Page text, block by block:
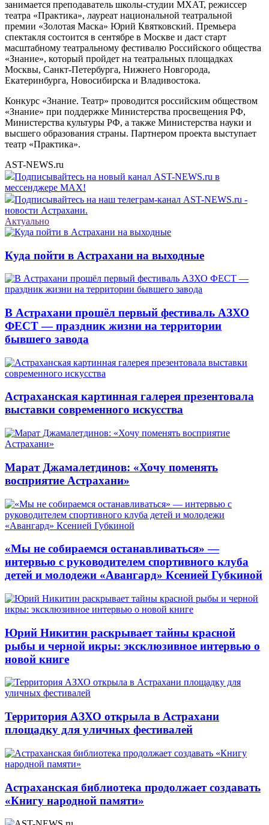
занимается преподаватель школы-студии МХАТ, режиссер
театра «Практика», лауреат национальной театральной
премии «Золотая Маска» Юрий Квятковский. Премьера
спектакля состоится в сентябре в Москве и даст старт
масштабному театральному фестивалю Российского общества
«Знание», который пройдет на театральных площадках
Москвы, Санкт-Петербурга, Нижнего Новгорода,
Екатеринбурга, Новосибирска и Владивостока.
Конкурс «Знание. Театр» проводится российским обществом
«Знание» при поддержке Министерства просвещения РФ,
Министерства культуры РФ, а также Министерства науки и
высшего образования страны. Партнером проекта выступает
театр «Практика».
AST-NEWS.ru
Подписывайтесь на новый канал AST-NEWS.ru в
мессенджере MAX!
Подписывайтесь на наш телеграм-канал AST-NEWS.ru -
новости Астрахани.
Актуально
Куда пойти в Астрахани на выходные
В Астрахани прошёл первый фестиваль АЗХО
ФЕСТ — праздник жизни на территории
бывшего завода
Астраханская картинная галерея презентовала
выставки современного искусства
Марат Джамалетдинов: «Хочу поменять
восприятие Астрахани»
«Мы не собираемся останавливаться» —
интервью с руководителем спортивного клуба
детей и молодежи «Авангард» Ксенией Губкиной
Юрий Никитин раскрывает тайны красной
рыбы и черной икры: эксклюзивное интервью о
новой книге
Территория АЗХО открыла в Астрахани
площадку для уличных фестивалей
Астраханская библиотека продолжает создавать
«Книгу народной памяти»